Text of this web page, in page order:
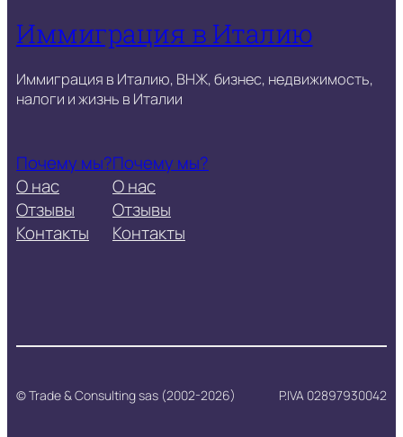
Иммиграция в Италию
Иммиграция в Италию, ВНЖ, бизнес, недвижимость,
налоги и жизнь в Италии
Почему мы?
О нас
Отзывы
Контакты
Почему мы?
О нас
Отзывы
Контакты
© Trade & Consulting sas (2002-2026) P.IVA 02897930042